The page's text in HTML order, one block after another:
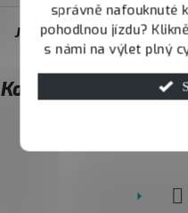
správně nafouknuté
pohodlnou jízdu?
s námi na výlet plný
t
í
JOY.BIKE
Kontakt